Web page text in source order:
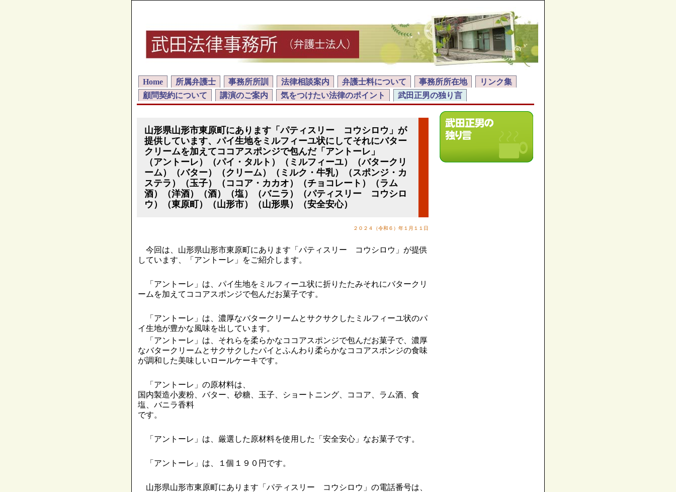
Home 所属弁護士 事務所所訓 法律相談案内 弁護士料について 事務所所在地
リンク集
顧問契約について
講演のご案内 気をつけたい法律のポイント 武田正男の独り言
山形県山形市東原町にあります「パティスリー コウシロウ」が
提供しています、パイ生地をミルフィーユ状にしてそれにバター
クリームを加えてココアスポンジで包んだ「アントーレ」
（アントーレ）（パイ・タルト）（ミルフィーユ）（バタークリ
ーム）（バター）（クリーム）（ミルク・牛乳）（スポンジ・カ
ステラ）（玉子）（ココア・カカオ）（チョコレート）（ラム
酒）（洋酒）（酒）（塩）（バニラ）（パティスリー コウシロ
ウ）（東原町）（山形市）（山形県）（安全安心）
２０２４（令和６）年１月１１日
今回は、山形県山形市東原町にあります「パティスリー コウシロウ」が提供
しています、「アントーレ」をご紹介します。
「アントーレ」は、パイ生地をミルフィーユ状に折りたたみそれにバタークリ
ームを加えてココアスポンジで包んだお菓子です。
「アントーレ」は、濃厚なバタークリームとサクサクしたミルフィーユ状のパ
イ生地が豊かな風味を出しています。
「アントーレ」は、それらを柔らかなココアスポンジで包んだお菓子で、濃厚
なバタークリームとサクサクしたパイとふんわり柔らかなココアスポンジの食味
が調和した美味しいロールケーキです。
「アントーレ」の原材料は、
国内製造小麦粉、バター、砂糖、玉子、ショートニング、ココア、ラム酒、食
塩、バニラ香料
です。
「アントーレ」は、厳選した原材料を使用した「安全安心」なお菓子です。
「アントーレ」は、１個１９０円です。
山形県山形市東原町にあります「パティスリー コウシロウ」の電話番号は、